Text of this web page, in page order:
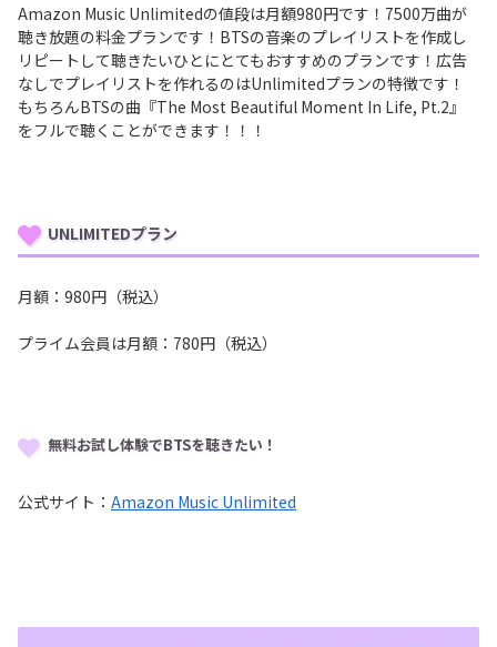
Amazon Music Unlimitedの値段は月額980円です！7500万曲が
聴き放題の料金プランです！BTSの音楽のプレイリストを作成し
リピートして聴きたいひとにとてもおすすめのプランです！広告
なしでプレイリストを作れるのはUnlimitedプランの特徴です！
もちろんBTSの曲『The Most Beautiful Moment In Life, Pt.2』
をフルで聴くことができます！！！
UNLIMITEDプラン
月額：980円（税込）
プライム会員は月額：780円（税込）
無料お試し体験でBTSを聴きたい！
公式サイト： Amazon Music Unlimited